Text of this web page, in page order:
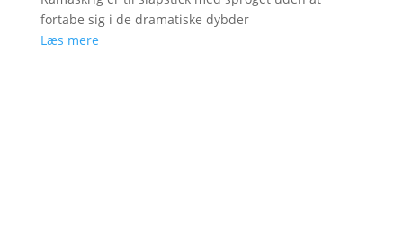
fortabe sig i de dramatiske dybder
Læs mere